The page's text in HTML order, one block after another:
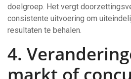
doelgroep. Het vergt
consistente uitvoering om
resultaten te behalen.
4.
markt of